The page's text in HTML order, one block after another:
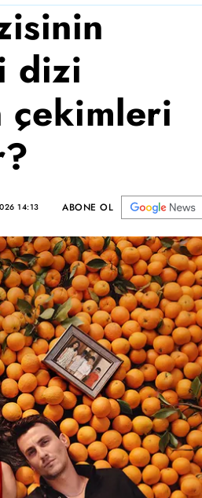
dizi
çekimleri
14:13 ABONE OL